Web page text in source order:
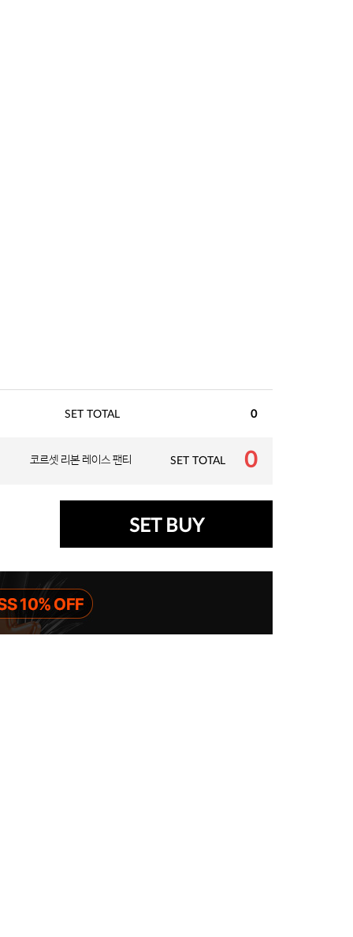
SET TOTAL 0
코르셋 리본 레이스 팬티 SET TOTAL 0
SET BUY